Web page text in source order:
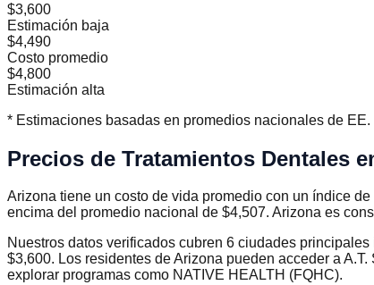
$3,600
Estimación baja
$4,490
Costo promedio
$4,800
Estimación alta
* Estimaciones basadas en promedios nacionales de
Precios de Tratamientos Dentales
Arizona tiene un costo de vida promedio con un índice
encima del promedio nacional de $4,507. Arizona es
Nuestros datos verificados cubren 6 ciudades
$3,600. Los residentes de Arizona pueden acceder a
explorar programas como NATIVE HEALTH (FQHC).